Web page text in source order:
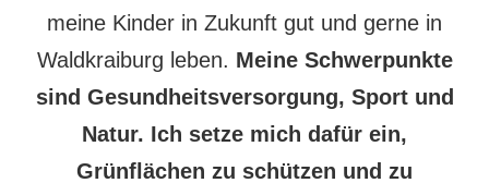
meine Kinder in Zukunft gut und gerne in
Waldkraiburg leben. Meine Schwerpunkte
sind Gesundheitsversorgung, Sport und
Natur. Ich setze mich dafür ein,
Grünflächen zu schützen und zu